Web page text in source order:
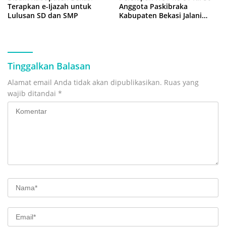
Terapkan e-Ijazah untuk
Lulusan SD dan SMP
Anggota Paskibraka
Kabupaten Bekasi Jalani
Tinggalkan Balasan
Alamat email Anda tidak akan dipublikasikan. Ruas yang
wajib ditandai *